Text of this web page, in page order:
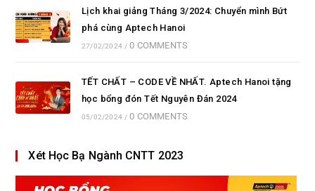
Lịch khai giảng Tháng 3/2024: Chuyển mình Bứt
phá cùng Aptech Hanoi
27/02/2024 / 0 COMMENTS
TẾT CHẤT – CODE VỀ NHẤT. Aptech Hanoi tặng
học bổng đón Tết Nguyên Đán 2024
05/02/2024 / 0 COMMENTS
Xét Học Bạ Ngành CNTT 2023